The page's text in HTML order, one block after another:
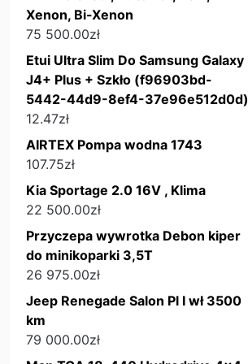
Xenon, Bi-Xenon
75 500.00zł
Etui Ultra Slim Do Samsung Galaxy
J4+ Plus + Szkło (f96903bd-
5442-44d9-8ef4-37e96e512d0d)
12.47zł
AIRTEX Pompa wodna 1743
107.75zł
Kia Sportage 2.0 16V , Klima
22 500.00zł
Przyczepa wywrotka Debon kiper
do minikoparki 3,5T
26 975.00zł
Jeep Renegade Salon Pl I wł 3500
km
79 000.00zł